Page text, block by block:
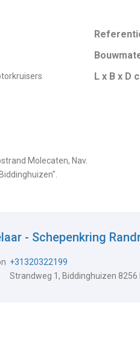
Molecaten, Nav.
L x B x D
- Schepenkring
+31320322199
Strandweg 1, Biddinghuizen 8256